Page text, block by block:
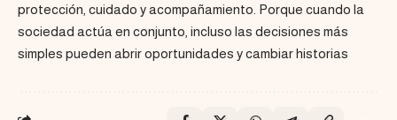
protección, cuidado y acompañamiento. Porque cuando la
sociedad actúa en conjunto, incluso las decisiones más
simples pueden abrir oportunidades y cambiar historias